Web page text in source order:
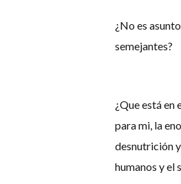
¿No es
semejantes?
¿Que está
para mi, la
desnutrición
humanos y el